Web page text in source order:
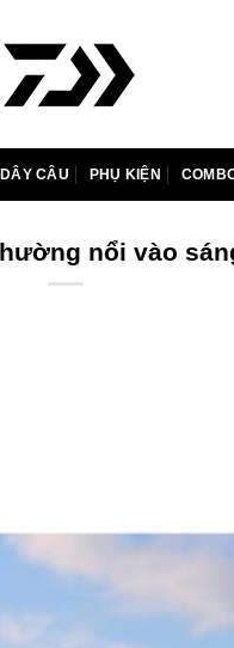
DÂY CÂU PHỤ KIỆN
nổi vào